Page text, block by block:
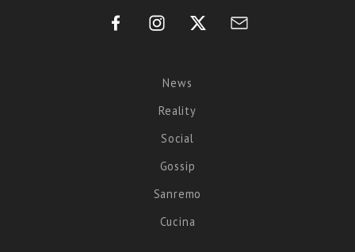
News
Reality
Social
Gossip
Sanremo
Cucina